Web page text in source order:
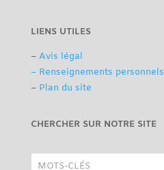
LIENS UTILES
– Avis légal
– Renseignements personnels
– Plan du site
CHERCHER SUR NOTRE SITE